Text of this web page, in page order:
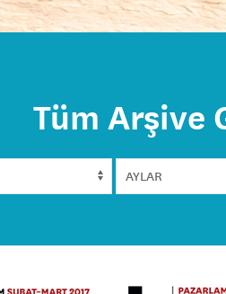
Tüm Arşive